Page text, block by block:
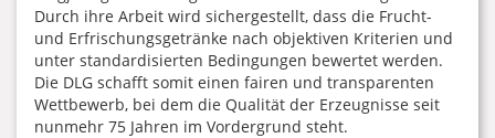
Durch ihre Arbeit wird sichergestellt, dass die Frucht-
und Erfrischungsgetränke nach objektiven Kriterien und
unter standardisierten Bedingungen bewertet werden.
Die DLG schafft somit einen fairen und transparenten
Wettbewerb, bei dem die Qualität der Erzeugnisse seit
nunmehr 75 Jahren im Vordergrund steht.